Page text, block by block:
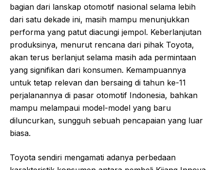
bagian dari lanskap otomotif nasional selama lebih
dari satu dekade ini, masih mampu menunjukkan
performa yang patut diacungi jempol. Keberlanjutan
produksinya, menurut rencana dari pihak Toyota,
akan terus berlanjut selama masih ada permintaan
yang signifikan dari konsumen. Kemampuannya
untuk tetap relevan dan bersaing di tahun ke-11
perjalanannya di pasar otomotif Indonesia, bahkan
mampu melampaui model-model yang baru
diluncurkan, sungguh sebuah pencapaian yang luar
biasa.
Toyota sendiri mengamati adanya perbedaan